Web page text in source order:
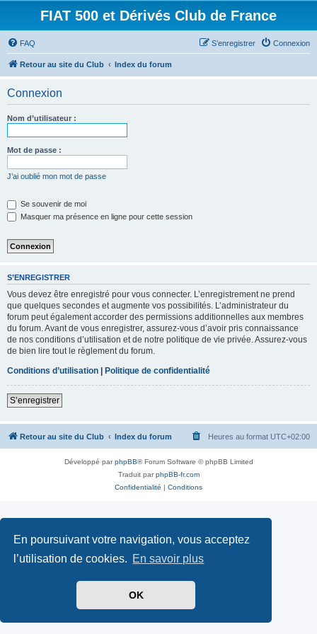
En poursuivant votre navigation, vous acceptez
l’utilisation de cookies. En savoir plus
OK
FIAT 500 et Dérivés Club de France
FAQ Connexion
S’enregistrer
Retour au site du Club Index du forum
Connexion
Nom d’utilisateur :
Mot de passe :
J’ai oublié mon mot de passe
Se souvenir de moi
Masquer ma présence en ligne pour cette session
S’ENREGISTRER
Vous devez être enregistré pour vous connecter. L’enregistrement ne prend
que quelques secondes et augmente vos possibilités. L’administrateur du
forum peut également accorder des permissions additionnelles aux membres
du forum. Avant de vous enregistrer, assurez-vous d’avoir pris connaissance
de nos conditions d’utilisation et de notre politique de vie privée. Assurez-vous
de bien lire tout le règlement du forum.
Conditions d’utilisation | Politique de confidentialité
S’enregistrer
Retour au site du Club Index du forum Heures au format UTC+02:00
Développé parphpBB® Forum Software © phpBB Limited
Traduit parphpBB-fr.com
Confidentialité | Conditions